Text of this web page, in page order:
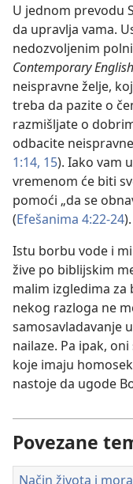
U jednom prevodu
da upravlja vama.
nedozvoljenim
Contemporary
neispravne želje,
treba da pazite o
razmišljate o
odbacite
1:14, 15). Iako vam
vremenom će biti
pomoći „da se
(Efešanima 4:22-24).
Istu borbu vode i
žive po biblijskim
malim izgledima za
nekog razloga ne
samosavladavanje
nailaze. Pa ipak,
koje imaju
nastoje da ugode
Povezane
Način života i